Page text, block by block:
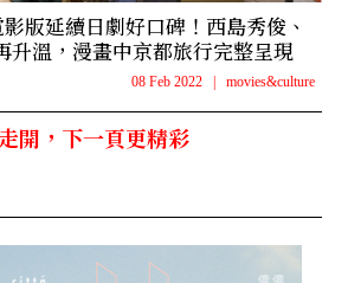
影版延續日劇好口碑！西島秀俊、
升溫，漫畫中京都旅行完整呈現
08 Feb 2022 | movies&culture
開，下一頁更精彩